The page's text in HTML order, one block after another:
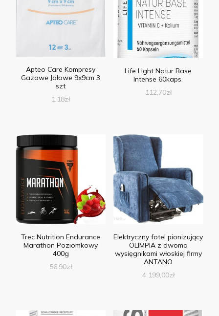
Apteo Care Kompresy
Gazowe Jałowe 9x9cm 3
szt
1,18zł
Life Light Natur Base
Intense 60kaps.
112,70zł
Trec Nutrition Endurance
Marathon Poziomkowy
400g
56,90zł
Elektryczny fotel pionizujący
OLIMPIA z dwoma
wysięgnikami włoskiej firmy
ANTANO
4 199,00zł